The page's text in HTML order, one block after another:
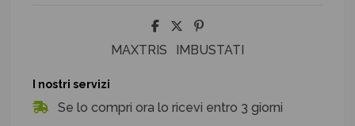
MAXTRIS IMBUSTATI
I nostri servizi
Se lo compri ora lo ricevi entro 3 giorni